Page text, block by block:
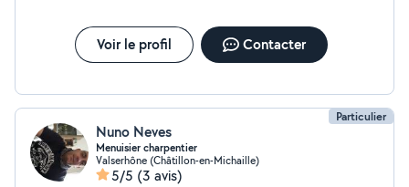
Voir le profil Contacter
Particulier
Nuno Neves
Menuisier charpentier
Valserhône (Châtillon-en-Michaille)
5/5 (3 avis)